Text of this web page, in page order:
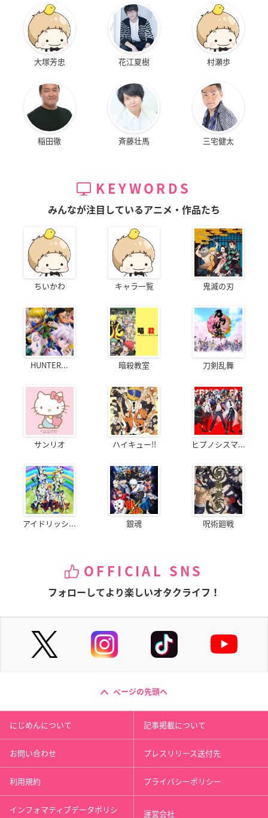
大塚芳忠 花江夏樹 村瀬歩
稲田徹 斉藤壮馬 三宅健太
KEYWORDS
みんなが注目しているアニメ・作品たち
ちいかわ キャラ一覧 鬼滅の刃
HUNTER... 暗殺教室 刀剣乱舞
サンリオ ハイキュー!! ヒプノシスマ...
アイドリッシ... 銀魂 呪術廻戦
OFFICIAL SNS
フォローしてより楽しいオタクライフ！
ページの先頭へ
にじめんについて 記事掲載について
お問い合わせ プレスリリース送付先
利用規約 プライバシーポリシー
インフォマティブデータポリシ 運営会社